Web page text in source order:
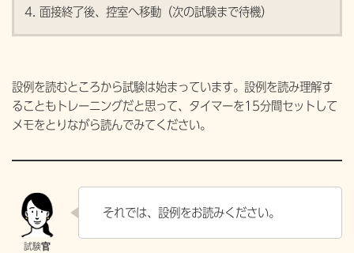
面接終了後、控室へ移動（次の試験まで待機）
設例を読むところから試験は始まっています。設例を読み理解す
ることもトレーニングだと思って、タイマーを15分間セットして
メモをとりながら読んでみてください。
それでは、設例をお読みください。